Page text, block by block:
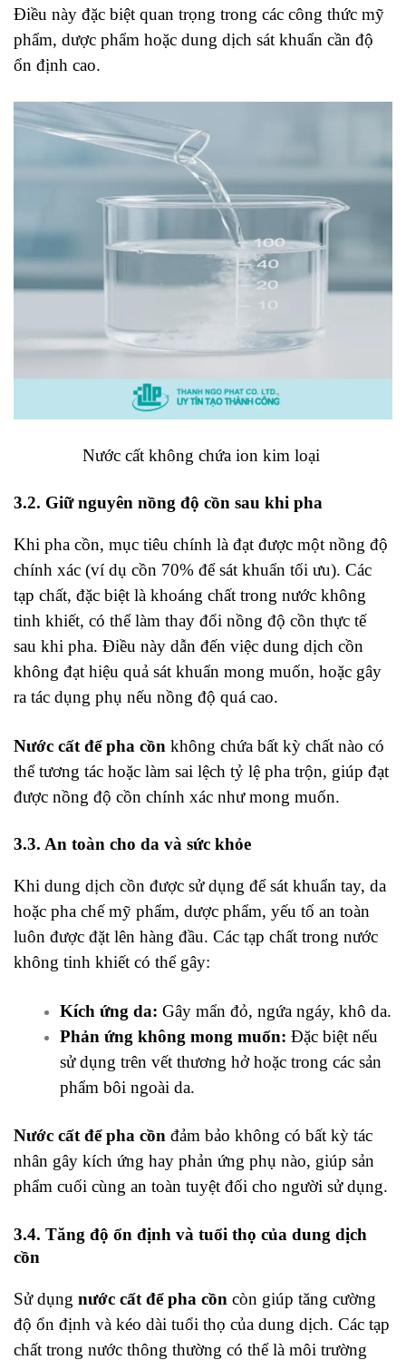
Điều này đặc biệt quan trọng trong các công thức mỹ
phẩm, dược phẩm hoặc dung dịch sát khuẩn cần độ
ổn định cao.
Nước cất không chứa ion kim loại
3.2. Giữ nguyên nồng độ cồn sau khi pha
Khi pha cồn, mục tiêu chính là đạt được một nồng độ
chính xác (ví dụ cồn 70% để sát khuẩn tối ưu). Các
tạp chất, đặc biệt là khoáng chất trong nước không
tinh khiết, có thể làm thay đổi nồng độ cồn thực tế
sau khi pha. Điều này dẫn đến việc dung dịch cồn
không đạt hiệu quả sát khuẩn mong muốn, hoặc gây
ra tác dụng phụ nếu nồng độ quá cao.
Nước cất để pha cồn không chứa bất kỳ chất nào có
thể tương tác hoặc làm sai lệch tỷ lệ pha trộn, giúp đạt
được nồng độ cồn chính xác như mong muốn.
3.3. An toàn cho da và sức khỏe
Khi dung dịch cồn được sử dụng để sát khuẩn tay, da
hoặc pha chế mỹ phẩm, dược phẩm, yếu tố an toàn
luôn được đặt lên hàng đầu. Các tạp chất trong nước
không tinh khiết có thể gây:
Kích ứng da: Gây mẩn đỏ, ngứa ngáy, khô da.
Phản ứng không mong muốn: Đặc biệt nếu
sử dụng trên vết thương hở hoặc trong các sản
phẩm bôi ngoài da.
Nước cất để pha cồn đảm bảo không có bất kỳ tác
nhân gây kích ứng hay phản ứng phụ nào, giúp sản
phẩm cuối cùng an toàn tuyệt đối cho người sử dụng.
3.4. Tăng độ ổn định và tuổi thọ của dung dịch
cồn
Sử dụng nước cất để pha cồn còn giúp tăng cường
độ ổn định và kéo dài tuổi thọ của dung dịch. Các tạp
chất trong nước thông thường có thể là môi trường